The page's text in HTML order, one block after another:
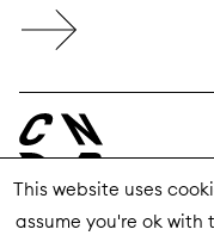
u
e
m
© 2026 Centrul Național al
This website uses
assume you're ok